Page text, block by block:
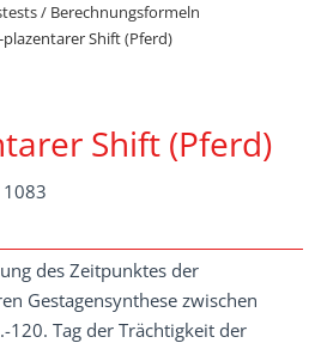
/ Berechnungsformeln
Shift (Pferd)
Shift (Pferd)
1083
des Zeitpunktes der
Gestagensynthese zwischen
120. Tag der Trächtigkeit der